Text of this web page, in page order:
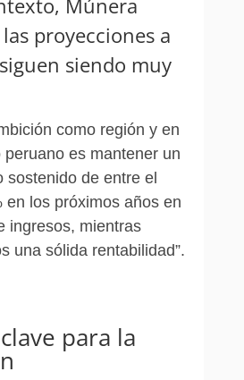
proyecciones a
siendo muy
como región y en
peruano es mantener un
sostenido de entre el
en los próximos años en
ingresos, mientras
una sólida rentabilidad”.
para la